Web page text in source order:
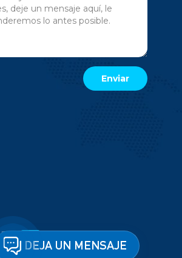
DEJA UN MENSAJE